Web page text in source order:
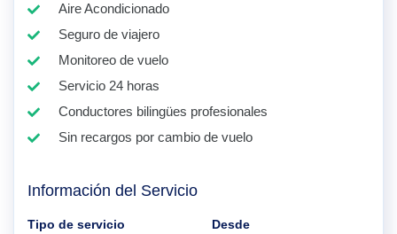
Aire Acondicionado
Seguro de viajero
Monitoreo de vuelo
Servicio 24 horas
Conductores bilingües profesionales
Sin recargos por cambio de vuelo
Información del Servicio
Tipo de servicio Desde